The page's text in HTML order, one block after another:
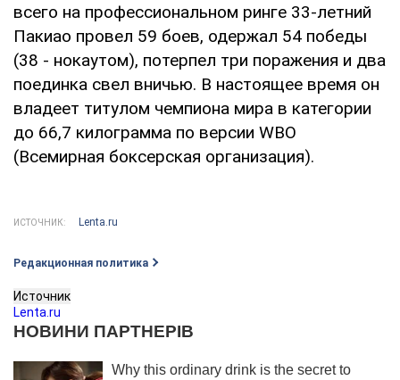
всего на профессиональном ринге 33-летний
Пакиао провел 59 боев, одержал 54 победы
(38 - нокаутом), потерпел три поражения и два
поединка свел вничью. В настоящее время он
владеет титулом чемпиона мира в категории
до 66,7 килограмма по версии WBO
(Всемирная боксерская организация).
ИСТОЧНИК: Lenta.ru
Редакционная политика
Источник
Lenta.ru